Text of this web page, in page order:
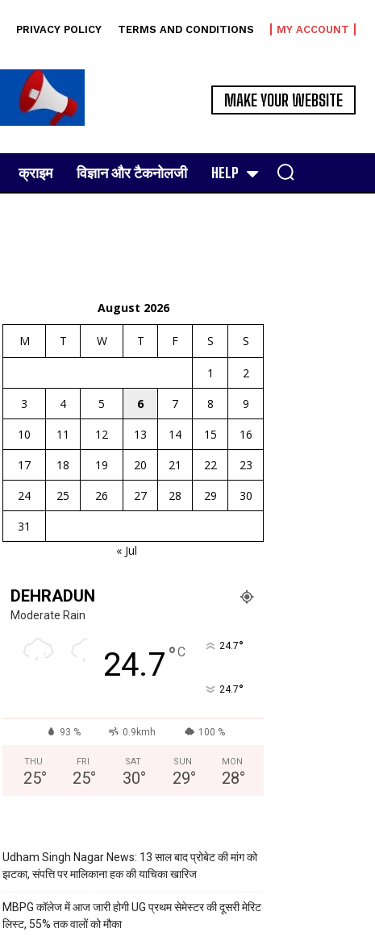
PRIVACY POLICY TERMS AND CONDITIONS MY ACCOUNT
MAKE YOUR WEBSITE
क्राइम विज्ञान और टैकनोलजी HELP
August 2026
M T W T F S S
1
2
3
4 5 6 7 8
9
10
11 12 13 14 15
16
17
18 19 20 21 22
23
24
25 26 27 28 29
30
31
« Jul
DEHRADUN
Moderate Rain
24.7°C 24.7°
24.7°
93 % 0.9kmh 100 %
THU
25°
FRI
25°
SAT
30°
SUN
29°
MON
28°
Udham Singh Nagar News: 13 साल बाद प्रोबेट की मांग को
झटका, संपत्ति पर मालिकाना हक की याचिका खारिज
MBPG कॉलेज में आज जारी होगी UG प्रथम सेमेस्टर की दूसरी मेरिट
लिस्ट, 55% तक वालों को मौका